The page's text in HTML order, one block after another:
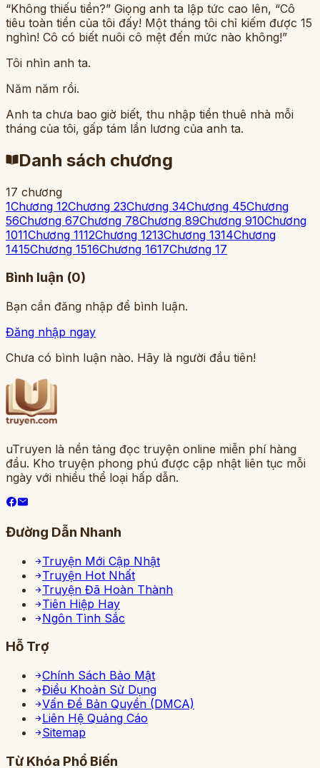
“Không thiếu tiền?” Giọng anh ta lập tức cao lên, “Cô
tiêu toàn tiền của tôi đấy! Một tháng tôi chỉ kiếm được 15
nghìn! Cô có biết nuôi cô mệt đến mức nào không!”
Tôi nhìn anh ta.
Năm năm rồi.
Anh ta chưa bao giờ biết, thu nhập tiền thuê nhà mỗi
tháng của tôi, gấp tám lần lương của anh ta.
Danh sách chương
17 chương
1Chương 12Chương 23Chương 34Chương 45Chương
56Chương 67Chương 78Chương 89Chương 910Chương
1011Chương 1112Chương 1213Chương 1314Chương
1415Chương 1516Chương 1617Chương 17
Bình luận (0)
Bạn cần đăng nhập để bình luận.
Đăng nhập ngay
Chưa có bình luận nào. Hãy là người đầu tiên!
uTruyen là nền tảng đọc truyện online miễn phí hàng
đầu. Kho truyện phong phú được cập nhật liên tục mỗi
ngày với nhiều thể loại hấp dẫn.
Đường Dẫn Nhanh
Truyện Mới Cập Nhật
Truyện Hot Nhất
Truyện Đã Hoàn Thành
Tiên Hiệp Hay
Ngôn Tình Sắc
Hỗ Trợ
Chính Sách Bảo Mật
Điều Khoản Sử Dụng
Vấn Đề Bản Quyền (DMCA)
Liên Hệ Quảng Cáo
Sitemap
Từ Khóa Phổ Biến